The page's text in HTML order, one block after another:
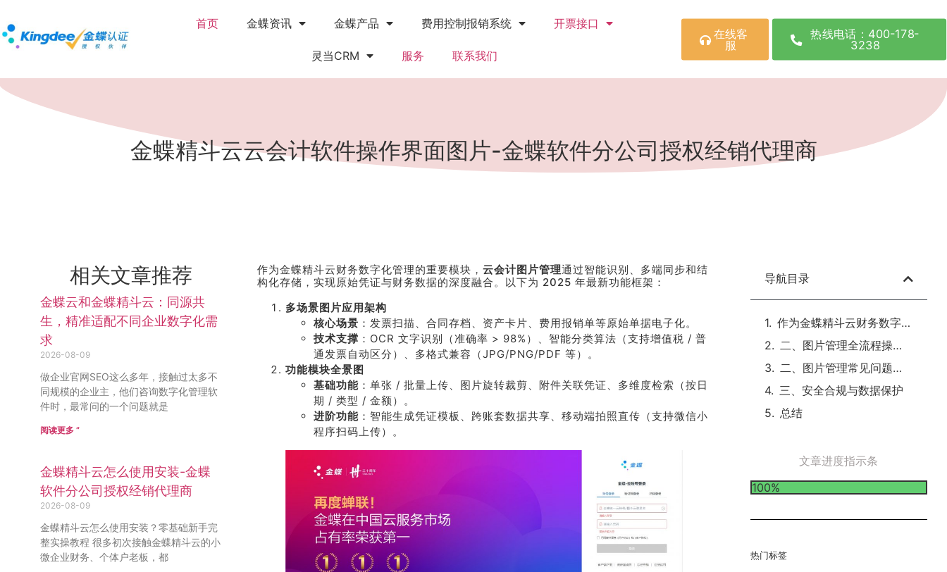
首页 金蝶资讯 金蝶产品 费用控制报销系统 开票接口
灵当CRM 服务 联系我们
在线客
服
热线电话：400-178-
3238
金蝶精斗云云会计软件操作界面图片-金蝶软件分公司授权经销代理商
相关文章推荐
金蝶云和金蝶精斗云：同源共
生，精准适配不同企业数字化需
求
2026-08-09
做企业官网SEO这么多年，接触过太多不
同规模的企业主，他们咨询数字化管理软
件时，最常问的一个问题就是
阅读更多 ”
金蝶精斗云怎么使用安装-金蝶
软件分公司授权经销代理商
2026-08-09
金蝶精斗云怎么使用安装？零基础新手完
整实操教程 很多初次接触金蝶精斗云的小
微企业财务、个体户老板，都
作为金蝶精斗云财务数字化管理的重要模块， 云会计图片管理通过智能识别、多端同步和结
构化存储，实现原始凭证与财务数据的深度融合。以下为 2025 年最新功能框架：
多场景图片应用架构
核心场景 ：发票扫描、合同存档、资产卡片、费用报销单等原始单据电子化。
技术支撑 ：OCR 文字识别（准确率 > 98%）、智能分类算法（支持增值税 / 普
通发票自动区分）、多格式兼容（JPG/PNG/PDF 等）。
功能模块全景图
基础功能：单张 / 批量上传、图片旋转裁剪、附件关联凭证、多维度检索（按日
期 / 类型 / 金额）。
进阶功能：智能生成凭证模板、跨账套数据共享、移动端拍照直传（支持微信小
程序扫码上传）。
导航目录
作为金蝶精斗云财务数字化管理的重要模块，云会计图片管理通过智能识别、多端同步和结构化存储，实现原始凭证与财务数据的深度融合。以下为 2025 年最新功能框架：
二、图片管理全流程操作指南
二、图片管理常见问题解决方案
三、安全合规与数据保护
总结
文章进度指示条
100%
热门标签